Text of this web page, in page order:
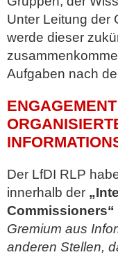
Unter Leitung der
werde dieser
Aufgaben nach
Der LfDI RLP
innerhalb der
Commissioners“
Gremium aus
anderen Stellen,